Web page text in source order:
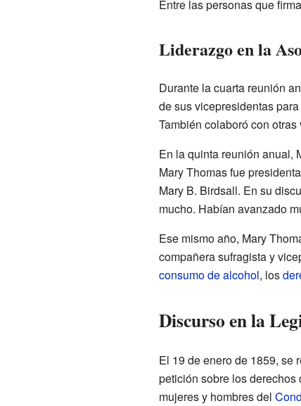
Entre las personas que
Liderazgo en la
Durante la cuarta reunión
de sus vicepresidentas
También colaboró con
En la quinta reunión anual,
Mary Thomas fue
Mary B. Birdsall. En su
mucho. Habían avanzado
Ese mismo año, Mary
compañera sufragista y
consumo de alcohol, los
Discurso en la
El 19 de enero de 1859, se
petición sobre los derechos
mujeres y hombres del